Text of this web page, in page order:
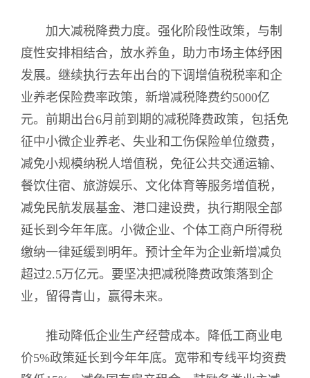
加大减税降费力度。强化阶段性政策，与制
度性安排相结合，放水养鱼，助力市场主体纾困
发展。继续执行去年出台的下调增值税税率和企
业养老保险费率政策，新增减税降费约5000亿
元。前期出台6月前到期的减税降费政策，包括免
征中小微企业养老、失业和工伤保险单位缴费，
减免小规模纳税人增值税，免征公共交通运输、
餐饮住宿、旅游娱乐、文化体育等服务增值税，
减免民航发展基金、港口建设费，执行期限全部
延长到今年年底。小微企业、个体工商户所得税
缴纳一律延缓到明年。预计全年为企业新增减负
超过2.5万亿元。要坚决把减税降费政策落到企
业，留得青山，赢得未来。
推动降低企业生产经营成本。降低工商业电
价5%政策延长到今年年底。宽带和专线平均资费